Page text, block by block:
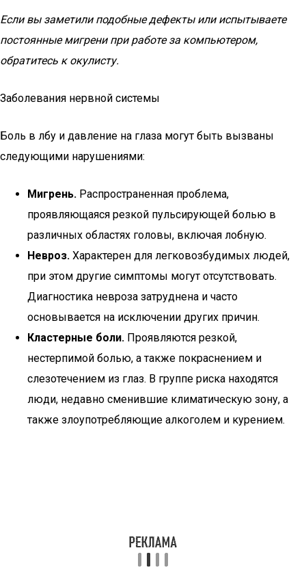
Если вы заметили подобные дефекты или испытываете
постоянные мигрени при работе за компьютером,
обратитесь к окулисту.
Заболевания нервной системы
Боль в лбу и давление на глаза могут быть вызваны
следующими нарушениями:
Мигрень. Распространенная проблема,
проявляющаяся резкой пульсирующей болью в
различных областях головы, включая лобную.
Невроз. Характерен для легковозбудимых людей,
при этом другие симптомы могут отсутствовать.
Диагностика невроза затруднена и часто
основывается на исключении других причин.
Кластерные боли. Проявляются резкой,
нестерпимой болью, а также покраснением и
слезотечением из глаз. В группе риска находятся
люди, недавно сменившие климатическую зону, а
также злоупотребляющие алкоголем и курением.